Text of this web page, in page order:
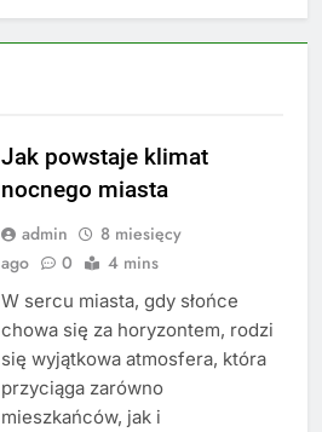
Jak powstaje klimat
nocnego miasta
admin
8 miesięcy
ago
0 4 mins
W sercu miasta, gdy słońce
chowa się za horyzontem, rodzi
się wyjątkowa atmosfera, która
przyciąga zarówno
mieszkańców, jak i